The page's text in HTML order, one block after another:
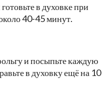
в духовке при
40-45 минут.
и посыпьте каждую
в духовку ещё на 10